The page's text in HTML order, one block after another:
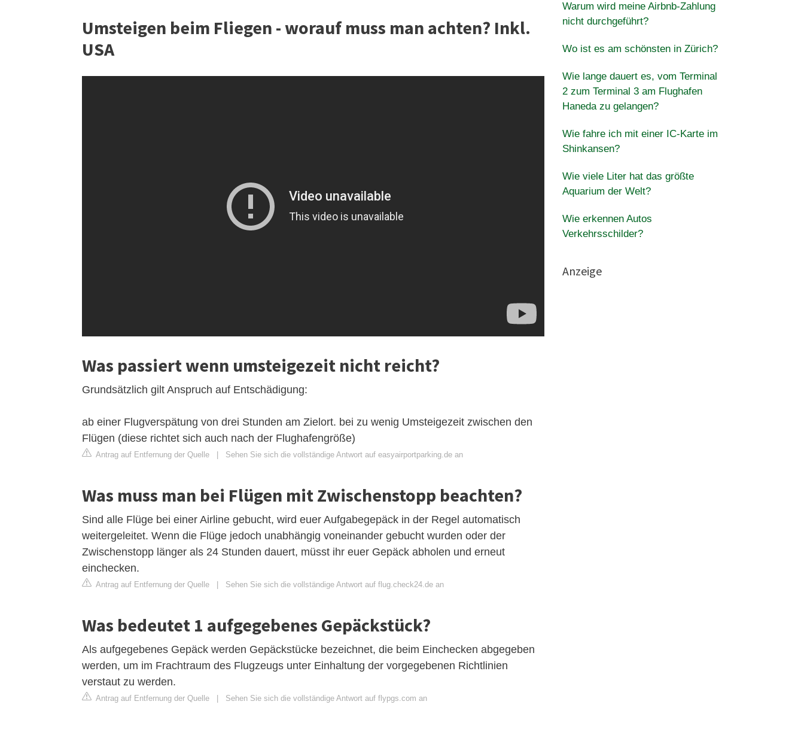
Umsteigen beim Fliegen - worauf muss man achten? Inkl.
USA
Was passiert wenn umsteigezeit nicht reicht?
Grundsätzlich gilt Anspruch auf Entschädigung:
ab einer Flugverspätung von drei Stunden am Zielort. bei zu wenig Umsteigezeit zwischen den
Flügen (diese richtet sich auch nach der Flughafengröße)
Antrag auf Entfernung der Quelle | Sehen Sie sich die vollständige Antwort auf easyairportparking.de an
Was muss man bei Flügen mit Zwischenstopp beachten?
Sind alle Flüge bei einer Airline gebucht, wird euer Aufgabegepäck in der Regel automatisch
weitergeleitet. Wenn die Flüge jedoch unabhängig voneinander gebucht wurden oder der
Zwischenstopp länger als 24 Stunden dauert, müsst ihr euer Gepäck abholen und erneut
einchecken.
Antrag auf Entfernung der Quelle | Sehen Sie sich die vollständige Antwort auf flug.check24.de an
Was bedeutet 1 aufgegebenes Gepäckstück?
Als aufgegebenes Gepäck werden Gepäckstücke bezeichnet, die beim Einchecken abgegeben
werden, um im Frachtraum des Flugzeugs unter Einhaltung der vorgegebenen Richtlinien
verstaut zu werden.
Antrag auf Entfernung der Quelle | Sehen Sie sich die vollständige Antwort auf flypgs.com an
Warum wird meine Airbnb-Zahlung
nicht durchgeführt?
Wo ist es am schönsten in Zürich?
Wie lange dauert es, vom Terminal
2 zum Terminal 3 am Flughafen
Haneda zu gelangen?
Wie fahre ich mit einer IC-Karte im
Shinkansen?
Wie viele Liter hat das größte
Aquarium der Welt?
Wie erkennen Autos
Verkehrsschilder?
Anzeige